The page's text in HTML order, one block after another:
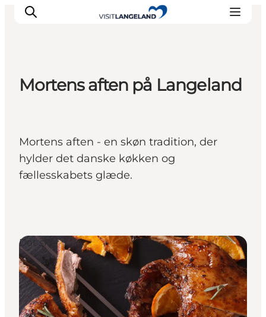
Outdoor
Overnatning
Planlæg ferie
Mortens aften på Langeland
Mortens aften - en skøn tradition, der
hylder det danske køkken og
fællesskabets glæde.
Det sker